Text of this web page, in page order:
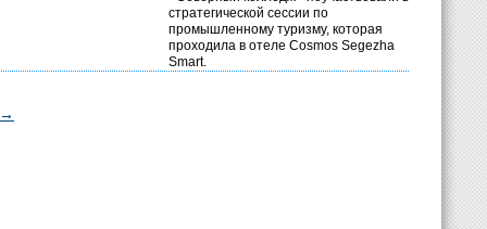
стратегической сессии по
промышленному туризму, которая
проходила в отеле Cosmos Segezha
Smart.
→